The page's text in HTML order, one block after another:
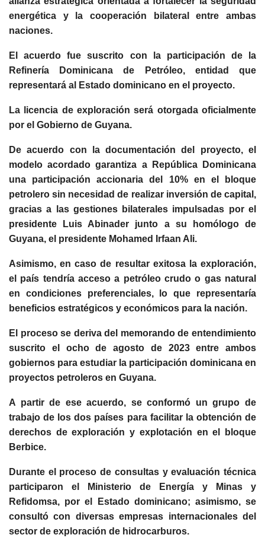
energética y la cooperación bilateral entre ambas
naciones.
El acuerdo fue suscrito con la participación de la
Refinería Dominicana de Petróleo, entidad que
representará al Estado dominicano en el proyecto.
La licencia de exploración será otorgada oficialmente
por el Gobierno de Guyana.
De acuerdo con la documentación del proyecto, el
modelo acordado garantiza a República Dominicana
una participación accionaria del 10% en el bloque
petrolero sin necesidad de realizar inversión de capital,
gracias a las gestiones bilaterales impulsadas por el
presidente Luis Abinader junto a su homólogo de
Guyana, el presidente Mohamed Irfaan Ali.
Asimismo, en caso de resultar exitosa la exploración,
el país tendría acceso a petróleo crudo o gas natural
en condiciones preferenciales, lo que representaría
beneficios estratégicos y económicos para la nación.
El proceso se deriva del memorando de entendimiento
suscrito el ocho de agosto de 2023 entre ambos
gobiernos para estudiar la participación dominicana en
proyectos petroleros en Guyana.
A partir de ese acuerdo, se conformó un grupo de
trabajo de los dos países para facilitar la obtención de
derechos de exploración y explotación en el bloque
Berbice.
Durante el proceso de consultas y evaluación técnica
participaron el Ministerio de Energía y Minas y
Refidomsa, por el Estado dominicano; asimismo, se
consultó con diversas empresas internacionales del
sector de exploración de hidrocarburos.